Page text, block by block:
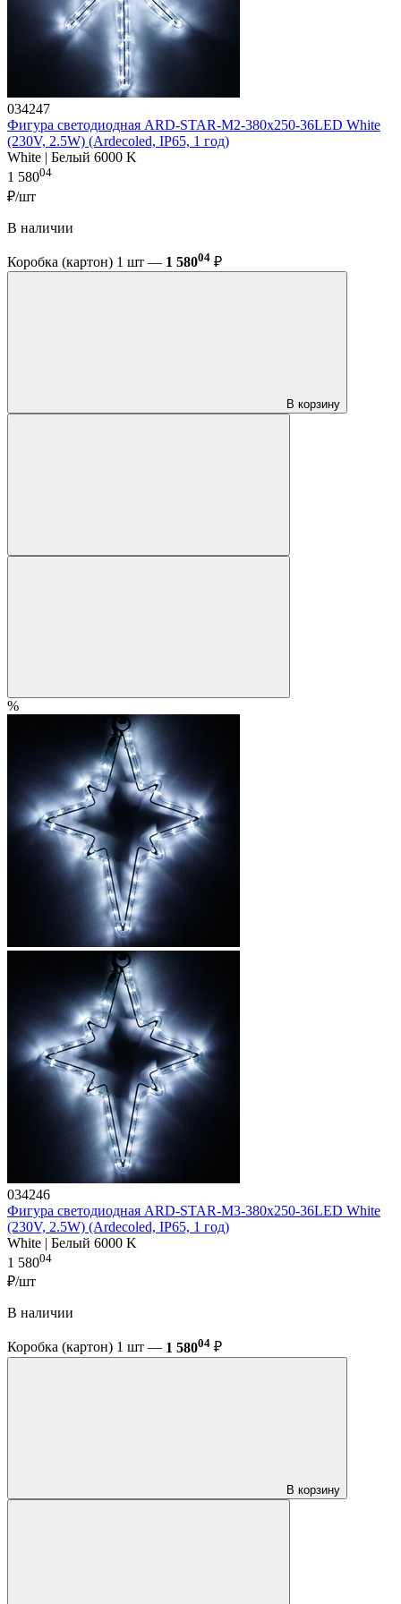
034247
Фигура cветодиодная ARD-STAR-M2-380x250-36LED White
(230V, 2.5W) (Ardecoled, IP65, 1 год)
White | Белый 6000 K
1 58004
₽/шт
В наличии
Коробка (картон) 1 шт — 1 58004 ₽
В корзину
%
034246
Фигура cветодиодная ARD-STAR-M3-380x250-36LED White
(230V, 2.5W) (Ardecoled, IP65, 1 год)
White | Белый 6000 K
1 58004
₽/шт
В наличии
Коробка (картон) 1 шт — 1 58004 ₽
В корзину